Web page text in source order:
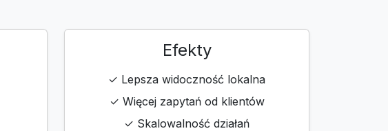
Efekty
✓ Lepsza widoczność lokalna
✓ Więcej zapytań od klientów
✓ Skalowalność działań